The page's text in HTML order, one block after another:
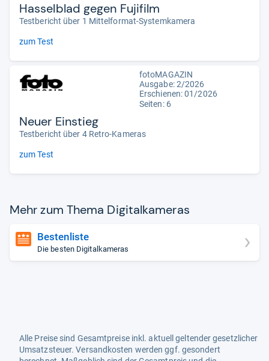
Hasselblad gegen Fujifilm
Testbericht über 1 Mittelformat-Systemkamera
zum Test
fotoMAGAZIN
Ausgabe: 2/2026
Erschienen: 01/2026
Seiten: 6
Neuer Einstieg
Testbericht über 4 Retro-Kameras
zum Test
Mehr zum Thema Digi­tal­ka­me­ras
Bestenliste
Die besten Digitalkameras
Alle Preise sind Gesamtpreise inkl. aktuell geltender gesetzlicher
Umsatzsteuer. Versandkosten werden ggf. gesondert